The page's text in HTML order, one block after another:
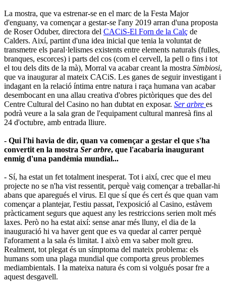
La mostra, que va estrenar-se en el marc de la Festa Major
d'enguany, va començar a gestar-se l'any 2019 arran d'una proposta
de Roser Oduber, directora del CACiS-El Forn de la Calç de
Calders. Així, partint d'una idea inicial que tenia la voluntat de
transmetre els paral·lelismes existents entre elements naturals (fulles,
branques, escorces) i parts del cos (com el cervell, la pell o fins i tot
el tou dels dits de la mà), Morral va acabar creant la mostra Simbiosi,
que va inaugurar al mateix CACiS. Les ganes de seguir investigant i
indagant en la relació íntima entre natura i raça humana van acabar
desembocant en una allau creativa d'obres pictòriques que des del
Centre Cultural del Casino no han dubtat en exposar. Ser arbre es
podrà veure a la sala gran de l'equipament cultural manresà fins al
24 d'octubre, amb entrada lliure.
- Qui l'hi havia de dir, quan va començar a gestar el que s'ha
convertit en la mostra Ser arbre, que l'acabaria inaugurant
enmig d'una pandèmia mundial...
- Sí, ha estat un fet totalment inesperat. Tot i així, crec que el meu
projecte no se n'ha vist ressentit, perquè vaig començar a treballar-hi
abans que aparegués el virus. El que sí que és cert és que quan vam
començar a plantejar, l'estiu passat, l'exposició al Casino, estàvem
pràcticament segurs que aquest any les restriccions serien molt més
laxes. Però no ha estat així: sense anar més lluny, el dia de la
inauguració hi va haver gent que es va quedar al carrer perquè
l'aforament a la sala és limitat. I això em va saber molt greu.
Realment, tot plegat és un símptoma del mateix problema: els
humans som una plaga mundial que comporta greus problemes
mediambientals. I la mateixa natura és com si volgués posar fre a
aquest desgavell.